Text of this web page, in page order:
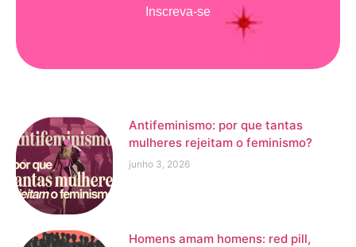
Inscreva-se
Antifeminismo: por que tantas
mulheres rejeitam o feminismo?
junho 3, 2026
Homens amam homens: red pill,